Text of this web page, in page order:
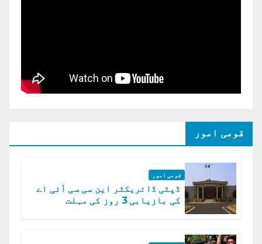
قومی امور
قومی امور
ڈپٹی ڈائریکٹر این سی سی آئی اے
کی بازیابی 3 روز کی مہلت